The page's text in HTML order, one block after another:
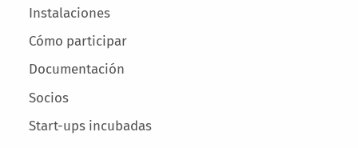
Instalaciones
Cómo participar
Documentación
Socios
Start-ups incubadas